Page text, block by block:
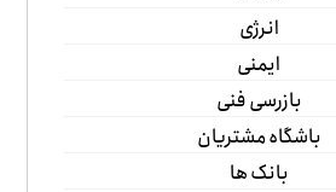
انرژی
ایمنی
بازرسی فنی
باشگاه مشتریان
بانک ها